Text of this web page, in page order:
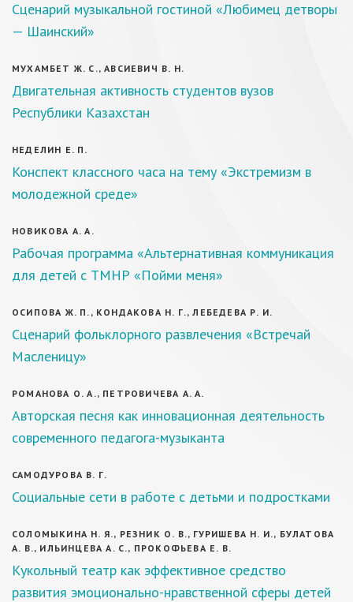
Сценарий музыкальной гостиной «Любимец детворы
— Шаинский»
МУХАМБЕТ Ж. С., АВСИЕВИЧ В. Н.
Двигательная активность студентов вузов
Республики Казахстан
НЕДЕЛИН Е. П.
Конспект классного часа на тему «Экстремизм в
молодежной среде»
НОВИКОВА А. А.
Рабочая программа «Альтернативная коммуникация
для детей с ТМНР «Пойми меня»
ОСИПОВА Ж. П., КОНДАКОВА Н. Г., ЛЕБЕДЕВА Р. И.
Сценарий фольклорного развлечения «Встречай
Масленицу»
РОМАНОВА О. А., ПЕТРОВИЧЕВА А. А.
Авторская песня как инновационная деятельность
современного педагога-музыканта
САМОДУРОВА В. Г.
Социальные сети в работе с детьми и подростками
СОЛОМЫКИНА Н. Я., РЕЗНИК О. В., ГУРИШЕВА Н. И., БУЛАТОВА
А. В., ИЛЬИНЦЕВА А. С., ПРОКОФЬЕВА Е. В.
Кукольный театр как эффективное средство
развития эмоционально-нравственной сферы детей